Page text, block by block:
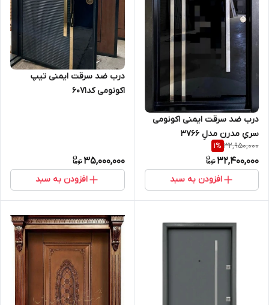
درب ضد سرقت ایمنی اکونومی
سریِ مدرن مدلِ 3766
32,950,000
1%
32,400,000
افزودن به سبد
درب ضد سرقت ایمنی تیپ
اکونومی کد۶۰۷۱
35,000,000
افزودن به سبد